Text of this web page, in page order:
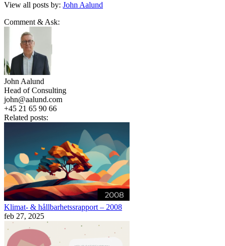
View all posts by: John Aalund
Comment & Ask:
John Aalund
Head of Consulting
john@aalund.com
+45 21 65 90 66
Related posts:
Klimat- & hållbarhetssrapport – 2008
feb 27, 2025